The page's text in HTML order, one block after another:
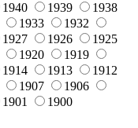
1940 1939
1938
1933
1932
1927 1926
1925
1920
1919
1914 1913
1912
1907
1906
1901 1900